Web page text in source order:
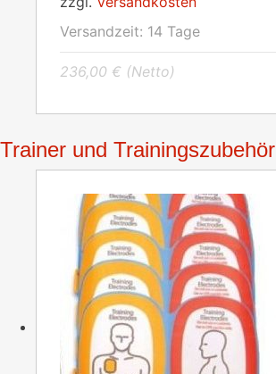
Versandzeit: 14 Tage
236,00 € (Netto)
Trainer und Trainingszubehör